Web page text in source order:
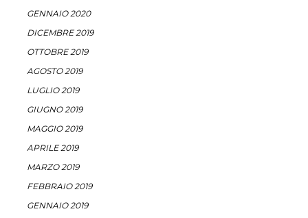
GENNAIO 2020
DICEMBRE 2019
OTTOBRE 2019
AGOSTO 2019
LUGLIO 2019
GIUGNO 2019
MAGGIO 2019
APRILE 2019
MARZO 2019
FEBBRAIO 2019
GENNAIO 2019